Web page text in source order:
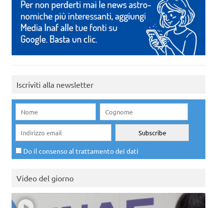
Iscriviti alla newsletter
Do il consenso al trattamento dei dati
Video del giorno